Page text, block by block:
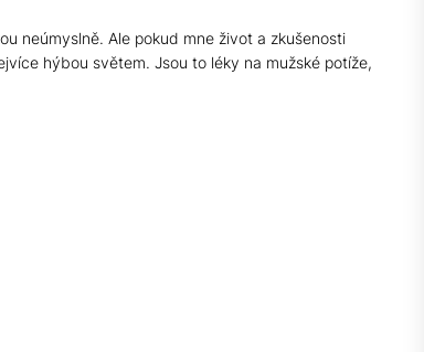
neúmyslně. Ale pokud mne život a zkušenosti
hýbou světem. Jsou to léky na mužské potíže,